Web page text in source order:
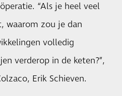
“Als je heel veel
waarom zou je dan
volledig
verderop in de keten?”,
Erik Schieven.